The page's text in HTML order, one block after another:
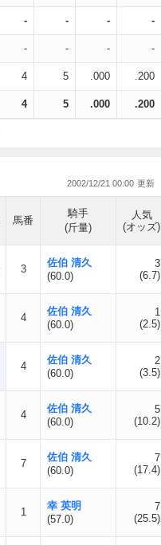
- - - -
- - - -
4 5 .000 .200
4 5 .000 .200
2002/12/21 00:00
馬番
騎手
(斤量)
人気
(オッズ)
3
佐伯 清久
(60.0)
3
(6.7)
4
佐伯 清久
(60.0)
1
(2.5)
4
佐伯 清久
(60.0)
2
(3.5)
4
佐伯 清久
(60.0)
5
(10.2)
7
佐伯 清久
(60.0)
7
(17.4)
1
幸 英明
(57.0)
7
(25.5)